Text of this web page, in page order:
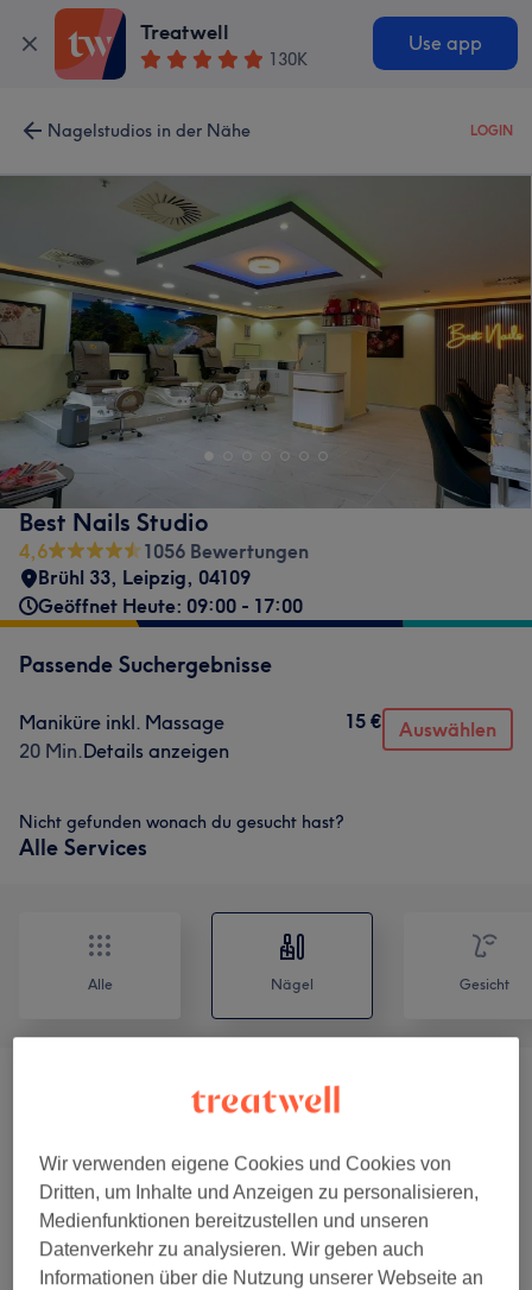
Treatwell
130K
Use app
Nagelstudios in der Nähe LOGIN
Best Nails Studio
4,6
1056 Bewertungen
Brühl 33, Leipzig, 04109
Geöffnet Heute: 09:00 - 17:00
Passende Suchergebnisse
Maniküre inkl. Massage
20 Min.Details anzeigen
15 € Auswählen
Nicht gefunden wonach du gesucht hast?
Alle Services
Alle Nägel Gesicht
Maniküre & Pediküre (9)
Nagelmodellage (15)
Salonbewertungen
Wir verwenden eigene Cookies und Cookies von
Dritten, um Inhalte und Anzeigen zu personalisieren,
Medienfunktionen bereitzustellen und unseren
Datenverkehr zu analysieren. Wir geben auch
Informationen über die Nutzung unserer Webseite an